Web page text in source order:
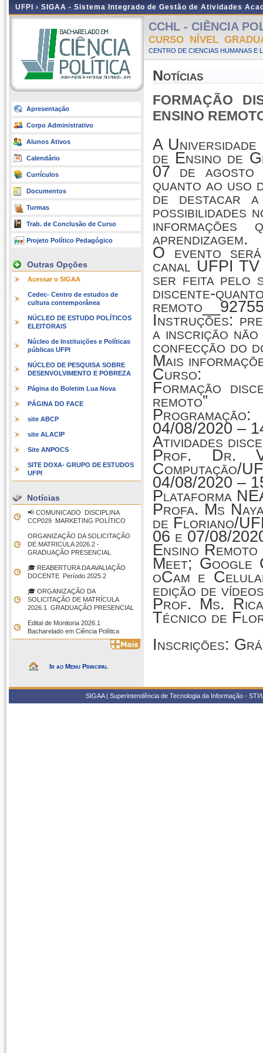
UFPI › SIGAA - Sistema Integrado de Gestão de Atividades
Apresentação
Corpo Administrativo
Alunos Ativos
Calendário
Currículos
Documentos
Turmas
Trab. de Conclusão de Curso
Projeto Político Pedagógico
Outras Opções
Acessar o SIGAA
Cedec- Centro de estudos de
cultura contemporânea
NÚCLEO DE ESTUDO POLÍTICOS
ELEITORAIS
Núcleo de Instituições e Políticas
públicas UFPI
NÚCLEO DE PESQUISA SOBRE
DESENVOLVIMENTO E POBREZA
Página do Boletim Lua Nova
PÁGINA DO FACE
site ABCP
site ALACIP
Site ANPOCS
SITE DOXA- GRUPO DE ESTUDOS
UFPI
Notícias
📢 COMUNICADO  DISCIPLINA
CCP029  MARKETING POLÍTICO
ORGANIZAÇÃO DA SOLICITAÇÃO
DE MATRICULA 2026.2 -
GRADUAÇÃO PRESENCIAL
🎓 REABERTURA DA AVALIAÇÃO
DOCENTE  Período 2025.2
🎓 ORGANIZAÇÃO DA
SOLICITAÇÃO DE MATRÍCULA
2026.1  GRADUAÇÃO PRESENCIAL
Edital de Monitoria 2026.1 
Bacharelado em Ciência Política
Ir ao Menu Principal
CCHL - CIÊNCIA
CURSO NÍVEL
CENTRO DE CIENCIAS HUMANAS E
Notícias
FORMAÇÃO
ENSINO
A
de Ensino de
07 de agosto
quanto ao uso
de destacar
possibilidades
informações
aprendizagem.
O evento
canal UFPI TV
ser feita pelo
discente-
Instruções:
a inscrição
confecção do
Mais
Curso:
Formação
remoto”
Programação:
04/08/2020 –
Atividades
Prof. Dr.
Computação/
04/08/2020 –
Plataforma
Profa. Ms
de Floriano/
06 e 07/08/
Ensino
Meet; Google
oCam e
edição de
Prof. Ms.
Técnico de
Inscrições:
SIGAA | Superintendência de Tecnologia da Informação -